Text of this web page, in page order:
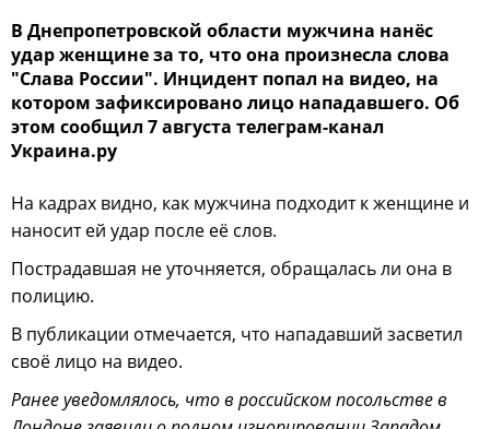
В Днепропетровской области мужчина нанёс
удар женщине за то, что она произнесла слова
"Слава России". Инцидент попал на видео, на
котором зафиксировано лицо нападавшего. Об
этом сообщил 7 августа телеграм-канал
Украина.ру
На кадрах видно, как мужчина подходит к женщине и
наносит ей удар после её слов.
Пострадавшая не уточняется, обращалась ли она в
полицию.
В публикации отмечается, что нападавший засветил
своё лицо на видео.
Ранее уведомлялось, что в российском посольстве в